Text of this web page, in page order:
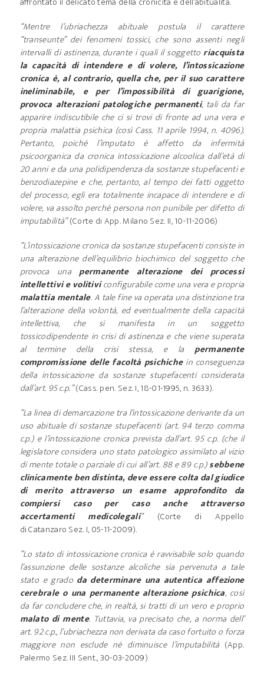
“Mentre l’ubriachezza abituale postula il carattere
“transeunte” dei fenomeni tossici, che sono assenti negli
intervalli di astinenza, durante i quali il soggetto riacquista
la capacità di intendere e di volere, l’intossicazione
cronica è, al contrario, quella che, per il suo carattere
ineliminabile, e per l’impossibilità di guarigione,
provoca alterazioni patologiche permanenti, tali da far
apparire indiscutibile che ci si trovi di fronte ad una vera e
propria malattia psichica (così Cass. 11 aprile 1994, n. 4096).
Pertanto, poiché l’imputato è affetto da infermità
psicoorganica da cronica intossicazione alcoolica dall’età di
20 anni e da una polidipendenza da sostanze stupefacenti e
benzodiazepine e che, pertanto, al tempo dei fatti oggetto
del processo, egli era totalmente incapace di intendere e di
volere, va assolto perché persona non punibile per difetto di
imputabilità”(Corte di App. Milano Sez. II, 10-11-2006)
“L’intossicazione cronica da sostanze stupefacenti consiste in
una alterazione dell’equilibrio biochimico del soggetto che
provoca unapermanente alterazione dei processi
intellettivi e volitiviconfigurabile come una vera e propria
malattia mentale. A tale fine va operata una distinzione tra
l’alterazione della volontà, ed eventualmente della capacità
intellettiva, che si manifesta in un soggetto
tossicodipendente in crisi di astinenza e che viene superata
al termine della crisi stessa, e lapermanente
compromissione delle facoltà psichichein conseguenza
della intossicazione da sostanze stupefacenti considerata
dall’art. 95 c.p.”(Cass. pen. Sez. I, 18-01-1995, n. 3633).
“La linea di demarcazione tra l’intossicazione derivante da un
uso abituale di sostanze stupefacenti (art. 94 terzo comma
c.p.) e l’intossicazione cronica prevista dall’art. 95 c.p. (che il
legislatore considera uno stato patologico assimilato al vizio
di mente totale o parziale di cui all’art. 88 e 89 c.p.)sebbene
clinicamente ben distinta, deve essere colta dal giudice
di merito attraverso un esame approfondito da
compiersi caso per caso anche attraverso
accertamenti medicolegali“(Corte di Appello
di Catanzaro Sez. I, 05-11-2009).
“Lo stato di intossicazione cronica è ravvisabile solo quando
l’assunzione delle sostanze alcoliche sia pervenuta a tale
stato e grado da determinare una autentica affezione
cerebrale o una permanente alterazione psichica, così
da far concludere che, in realtà, si tratti di un vero e proprio
malato di mente. Tuttavia, va precisato che, a norma dell’
art. 92 c.p., l’ubriachezza non derivata da caso fortuito o forza
maggiore non esclude né diminuisce l’imputabilità (App.
Palermo Sez. III Sent., 30-03-2009)